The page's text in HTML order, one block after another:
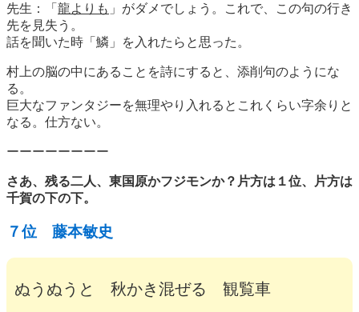
先生：「 龍よりも 」がダメでしょう。これで、この句の行き
先を見失う。
話を聞いた時「鱗」を入れたらと思った。
村上の脳の中にあることを詩にすると、添削句のようにな
る。
巨大なファンタジーを無理やり入れるとこれくらい字余りと
なる。仕方ない。
ーーーーーーーー
さあ、残る二人、東国原かフジモンか？片方は１位、片方は
千賀の下の下。
７位 藤本敏史
ぬうぬうと 秋かき混ぜる 観覧車